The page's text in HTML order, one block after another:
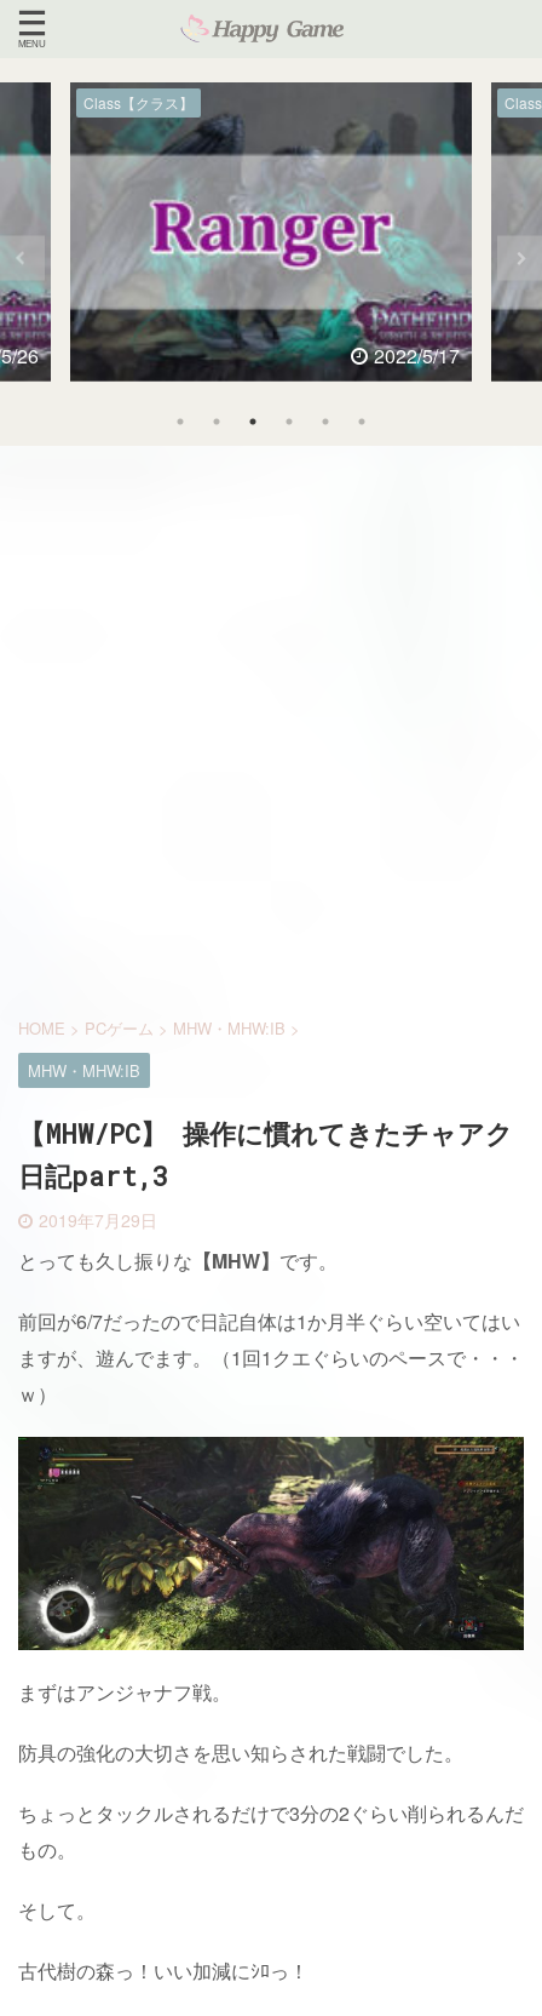
26
Class【クラス】
2022/5/17
HOME > PCゲーム > MHW・MHW:IB >
MHW・MHW:IB
【MHW/PC】 操作に慣れてきたチャアク
日記part,3
2019年7月29日
とっても久し振りな 【MHW】 です。
前回が6/7だったので日記自体は1か月半ぐらい空いてはい
ますが、遊んでます。（1回1クエぐらいのペースで・・・
ｗ）
まずはアンジャナフ戦。
防具の強化の大切さを思い知らされた戦闘でした。
ちょっとタックルされるだけで3分の2ぐらい削られるんだ
もの。
そして。
古代樹の森っ！いい加減にｼﾛっ！